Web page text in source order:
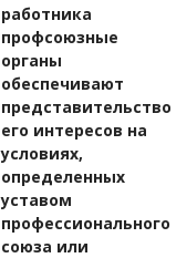
работника
профсоюзные
органы
обеспечивают
представительство
его интересов на
условиях,
определенных
уставом
профессионального
союза или